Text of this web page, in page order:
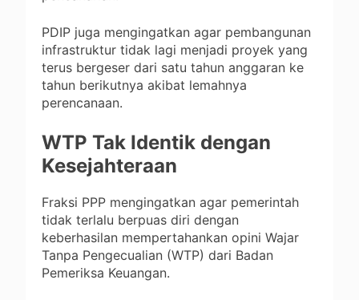
PDIP juga mengingatkan agar pembangunan
infrastruktur tidak lagi menjadi proyek yang
terus bergeser dari satu tahun anggaran ke
tahun berikutnya akibat lemahnya
perencanaan.
WTP Tak Identik dengan
Kesejahteraan
Fraksi PPP mengingatkan agar pemerintah
tidak terlalu berpuas diri dengan
keberhasilan mempertahankan opini Wajar
Tanpa Pengecualian (WTP) dari Badan
Pemeriksa Keuangan.